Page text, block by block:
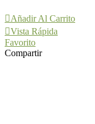
Añadir Al Carrito
Vista Rápida
Favorito
Compartir